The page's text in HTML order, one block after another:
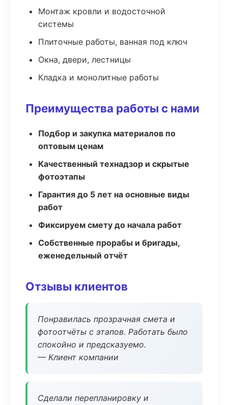
Монтаж кровли и водосточной
системы
Плиточные работы, ванная под ключ
Окна, двери, лестницы
Кладка и монолитные работы
Преимущества работы с нами
Подбор и закупка материалов по
оптовым ценам
Качественный технадзор и скрытые
фотоэтапы
Гарантия до 5 лет на основные виды
работ
Фиксируем смету до начала работ
Собственные прорабы и бригады,
еженедельный отчёт
Отзывы клиентов
Понравилась прозрачная смета и
фотоотчёты с этапов. Работать было
спокойно и предсказуемо.
— Клиент компании
Сделали перепланировку и